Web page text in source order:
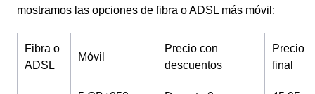
mostramos las opciones de fibra o ADSL más móvil:
Fibra o
ADSL
Móvil
Precio con
descuentos
Precio
final